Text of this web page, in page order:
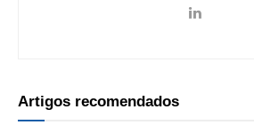
Artigos recomendados